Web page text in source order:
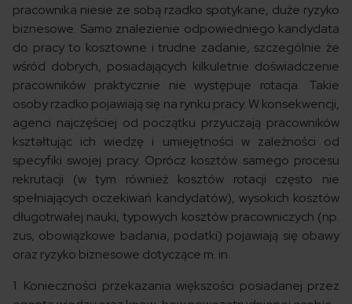
pracownika niesie ze sobą rzadko spotykane, duże ryzyko
biznesowe. Samo znalezienie odpowiedniego kandydata
do pracy to kosztowne i trudne zadanie, szczególnie że
wśród dobrych, posiadających kilkuletnie doświadczenie
pracowników praktycznie nie występuje rotacja. Takie
osoby rzadko pojawiają się na rynku pracy. W konsekwencji,
agenci najczęściej od początku przyuczają pracowników
kształtując ich wiedzę i umiejętności w zależności od
specyfiki swojej pracy. Oprócz kosztów samego procesu
rekrutacji (w tym również kosztów rotacji często nie
spełniających oczekiwań kandydatów), wysokich kosztów
długotrwałej nauki, typowych kosztów pracowniczych (np.
zus, obowiązkowe badania, podatki) pojawiają się obawy
oraz ryzyko biznesowe dotyczące m. in.
1. Konieczności przekazania większości posiadanej przez